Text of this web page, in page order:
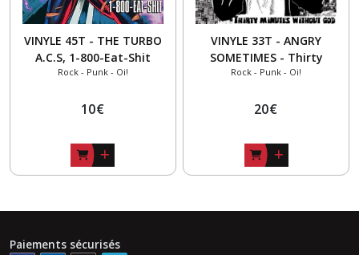
VINYLE 45T - THE TURBO
A.C.S, 1-800-Eat-Shit
Rock - Punk - Oi!
10€
VINYLE 33T - ANGRY
SOMETIMES - Thirty
minutes without god
Rock - Punk - Oi!
20€
Paiements sécurisés